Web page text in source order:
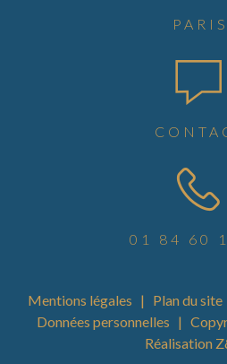
PARIS
01 84 60
Mentions légales | Plan du site
Données personnelles |
Réalisation